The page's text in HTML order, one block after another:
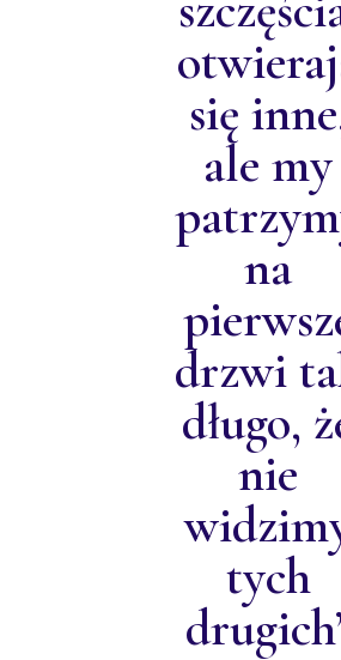
się
ale my
na
drzwi
długo,
nie
tych